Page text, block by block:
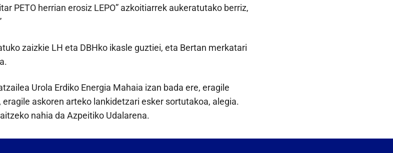
PETO herrian erosiz LEPO” azkoitiarrek aukeratutako berriz,
zaizkie LH eta DBHko ikasle guztiei, eta Bertan merkatari
Urola Erdiko Energia Mahaia izan bada ere, eragile
askoren arteko lankidetzari esker sortutakoa, alegia.
nahia da Azpeitiko Udalarena.